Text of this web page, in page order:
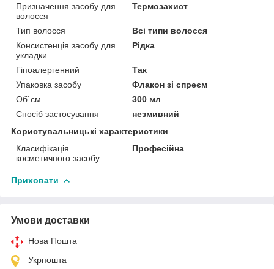
Призначення засобу для
волосся
Термозахист
Тип волосся
Всі типи волосся
Консистенція засобу для
укладки
Рідка
Гіпоалергенний
Так
Упаковка засобу
Флакон зі спреєм
Об`єм
300 мл
Спосіб застосування
незмивний
Користувальницькі характеристики
Класифікація
косметичного засобу
Професійна
Приховати
Умови доставки
Нова Пошта
Укрпошта